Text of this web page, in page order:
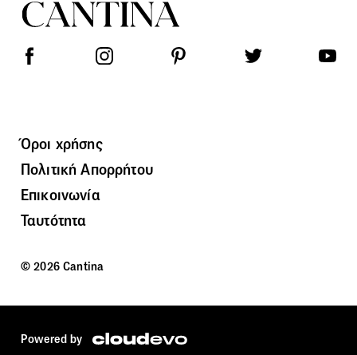
Όροι χρήσης
Πολιτική Απορρήτου
Επικοινωνία
Ταυτότητα
© 2026 Cantina
Powered by